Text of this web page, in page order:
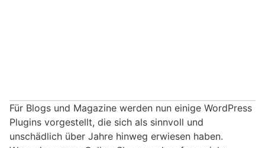
Für Blogs und Magazine werden nun einige WordPress
Plugins vorgestellt, die sich als sinnvoll und
unschädlich über Jahre hinweg erwiesen haben.